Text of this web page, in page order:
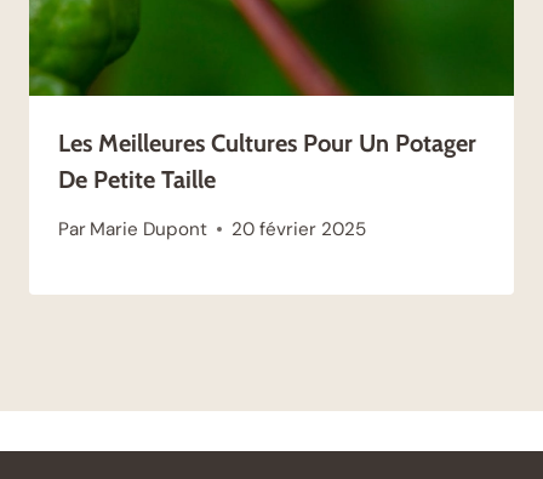
Les Meilleures Cultures Pour Un Potager
De Petite Taille
Par Marie Dupont 20 février 2025